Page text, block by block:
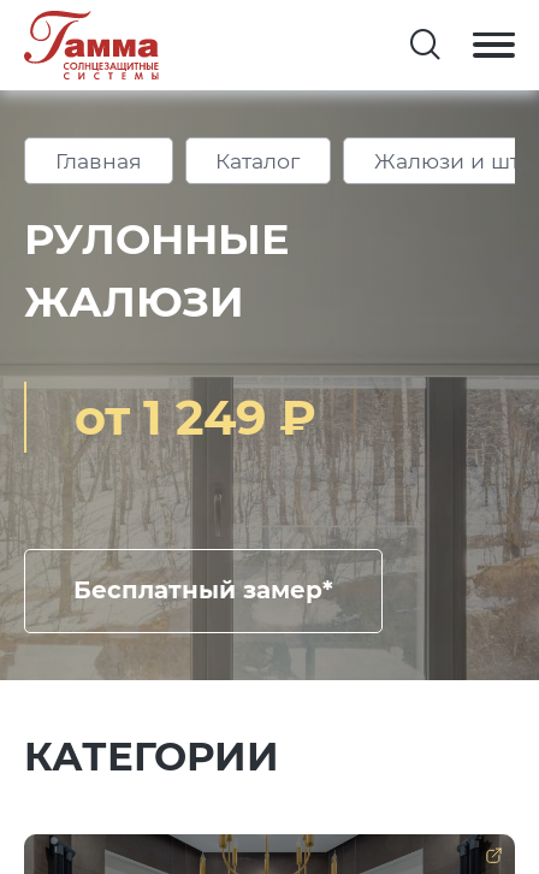
Главная Каталог Жалюзи и
РУЛОННЫЕ
ЖАЛЮЗИ
от 1 249 ₽
Бесплатный замер*
КАТЕГОРИИ